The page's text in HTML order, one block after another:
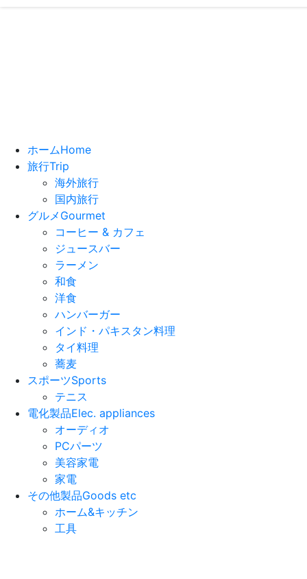
ホームHome
旅行Trip
海外旅行
国内旅行
グルメ Gourmet
コーヒー & カフェ
ジュースバー
ラーメン
和食
洋食
ハンバーガー
インド・パキスタン料理
タイ料理
蕎麦
スポーツSports
テニス
電化製品Elec. appliances
オーディオ
PCパーツ
美容家電
家電
その他製品Goods etc
ホーム&キッチン
工具